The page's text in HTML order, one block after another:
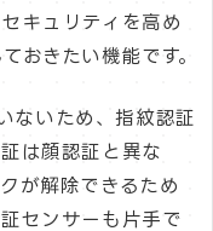
キュリティを高め
おきたい機能です。
ないため、指紋認証
は顔認証と異な
が解除できるため
センサーも片手で